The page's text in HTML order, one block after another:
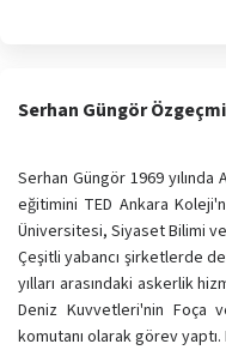
Serhan Güngör
Serhan Güngör 1969
eğitimini TED Ankara
Üniversitesi, Siyaset Bilimi
Çeşitli yabancı şirketlerde
yılları arasındaki askerlik
Deniz Kuvvetleri'nin Foça
komutanı olarak görev